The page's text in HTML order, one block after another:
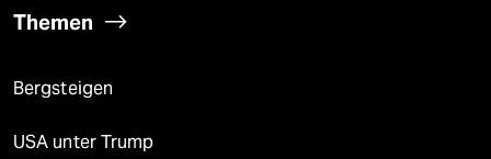
Themen
Bergsteigen
USA unter Trump